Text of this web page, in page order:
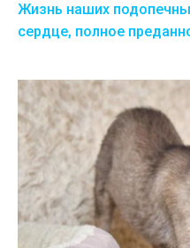
Жизнь наших
сердце, полное